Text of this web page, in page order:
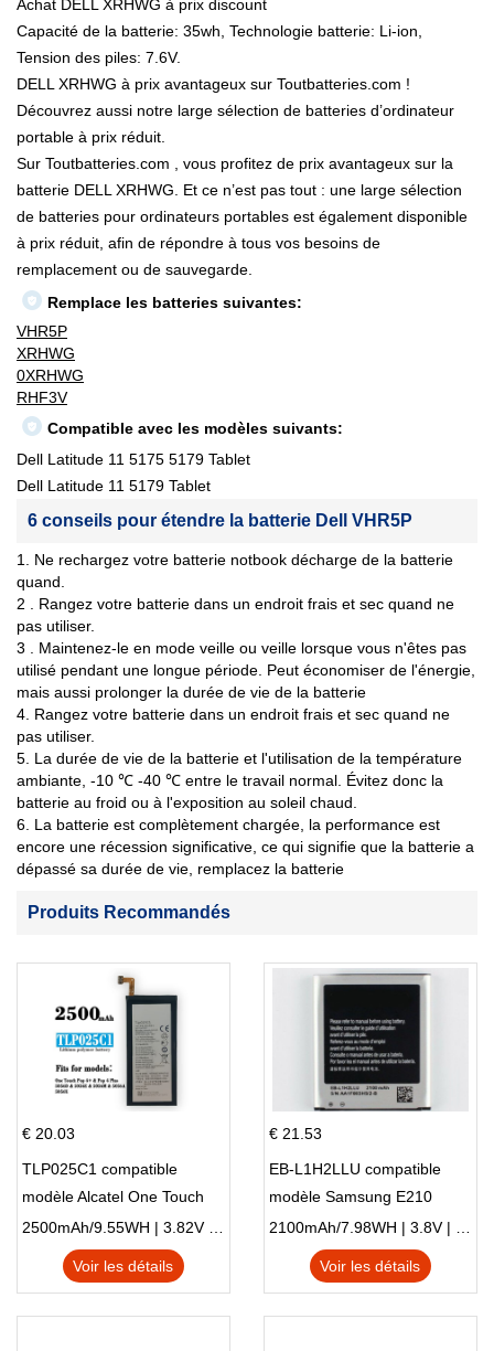
Achat DELL XRHWG à prix discount
Capacité de la batterie: 35wh, Technologie batterie: Li-ion,
Tension des piles: 7.6V.
DELL XRHWG à prix avantageux sur Toutbatteries.com !
Découvrez aussi notre large sélection de batteries d’ordinateur
portable à prix réduit.
Sur Toutbatteries.com , vous profitez de prix avantageux sur la
batterie DELL XRHWG. Et ce n’est pas tout : une large sélection
de batteries pour ordinateurs portables est également disponible
à prix réduit, afin de répondre à tous vos besoins de
remplacement ou de sauvegarde.
Remplace les batteries suivantes:
VHR5P
XRHWG
0XRHWG
RHF3V
Compatible avec les modèles suivants:
Dell Latitude 11 5175 5179 Tablet
Dell Latitude 11 5179 Tablet
6 conseils pour étendre la batterie Dell VHR5P
1. Ne rechargez votre batterie notbook décharge de la batterie
quand.
2 . Rangez votre batterie dans un endroit frais et sec quand ne
pas utiliser.
3 . Maintenez-le en mode veille ou veille lorsque vous n'êtes pas
utilisé pendant une longue période. Peut économiser de l'énergie,
mais aussi prolonger la durée de vie de la batterie
4. Rangez votre batterie dans un endroit frais et sec quand ne
pas utiliser.
5. La durée de vie de la batterie et l'utilisation de la température
ambiante, -10 ℃ -40 ℃ entre le travail normal. Évitez donc la
batterie au froid ou à l'exposition au soleil chaud.
6. La batterie est complètement chargée, la performance est
encore une récession significative, ce qui signifie que la batterie a
dépassé sa durée de vie, remplacez la batterie
Produits Recommandés
€ 20.03
TLP025C1 compatible
modèle Alcatel One Touch
Pop 4 Plus OT-5056D
2500mAh/9.55WH | 3.82V | Li-ion ...
Voir les détails
€ 21.53
EB-L1H2LLU compatible
modèle Samsung E210
E210K i939
2100mAh/7.98WH | 3.8V | Li-ion ...
Voir les détails